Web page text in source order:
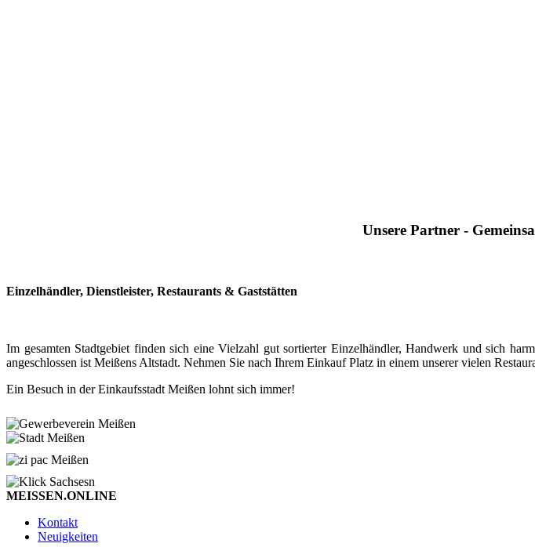
Unsere Partner -
Einzelhändler, Dienstleister, Restaurants & Gaststätten
Im gesamten Stadtgebiet finden sich eine Vielzahl gut sortierter Einzelhändler, Handwerk und sich
angeschlossen ist Meißens Altstadt. Nehmen Sie nach Ihrem Einkauf Platz in einem unserer vielen
Ein Besuch in der Einkaufsstadt Meißen lohnt sich immer!
MEISSEN.ONLINE
Kontakt
Neuigkeiten